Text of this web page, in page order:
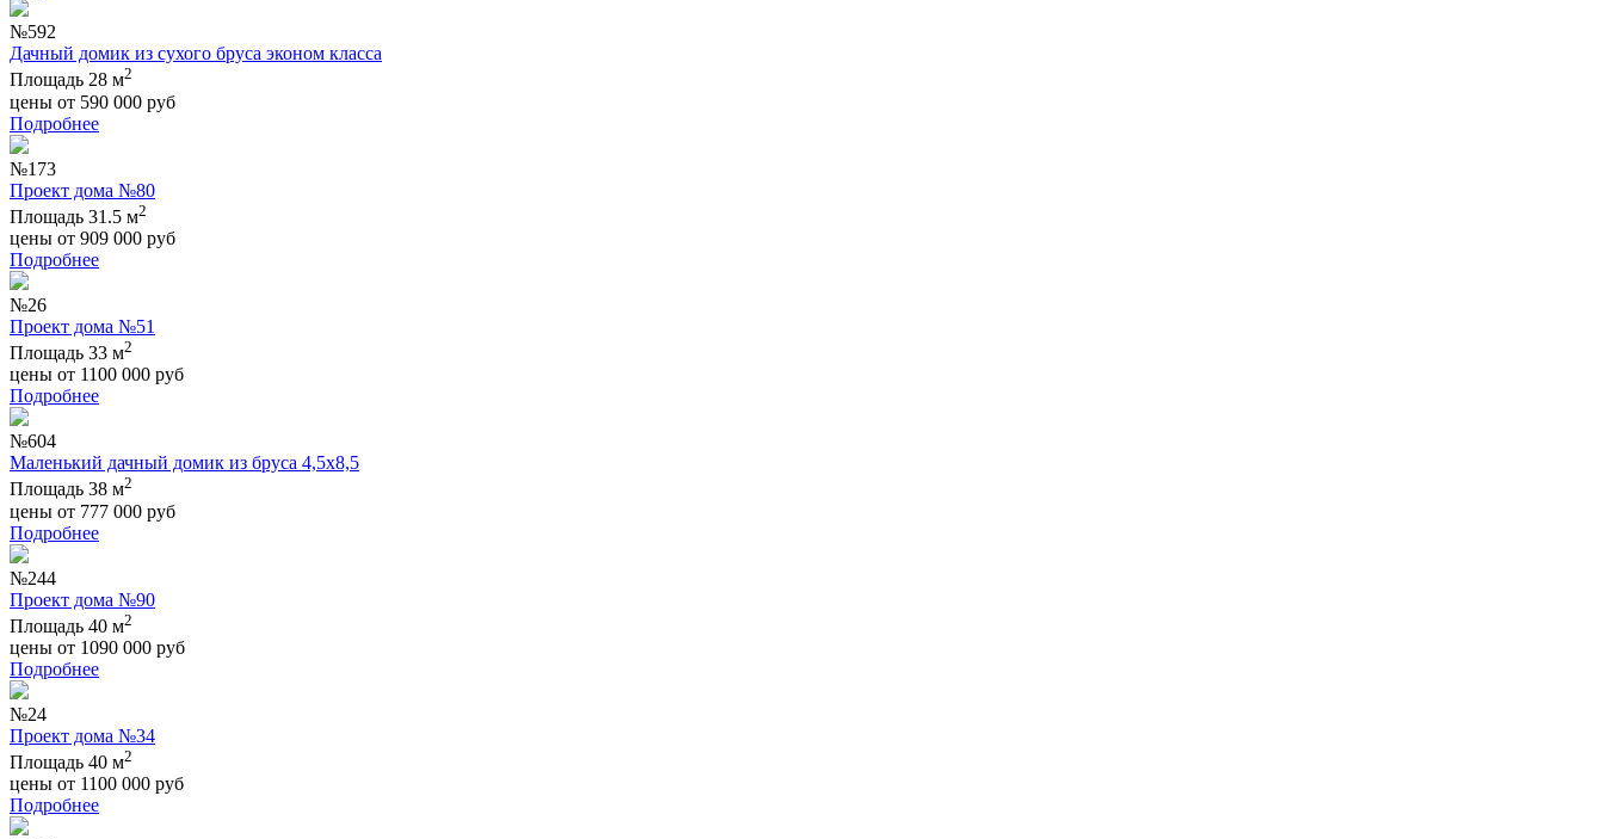
№592
Дачный домик из сухого бруса эконом класса
Площадь 28 м2
цены от 590 000 руб
Подробнее
№173
Проект дома №80
Площадь 31.5 м2
цены от 909 000 руб
Подробнее
№26
Проект дома №51
Площадь 33 м2
цены от 1100 000 руб
Подробнее
№604
Маленький дачный домик из бруса 4,5х8,5
Площадь 38 м2
цены от 777 000 руб
Подробнее
№244
Проект дома №90
Площадь 40 м2
цены от 1090 000 руб
Подробнее
№24
Проект дома №34
Площадь 40 м2
цены от 1100 000 руб
Подробнее